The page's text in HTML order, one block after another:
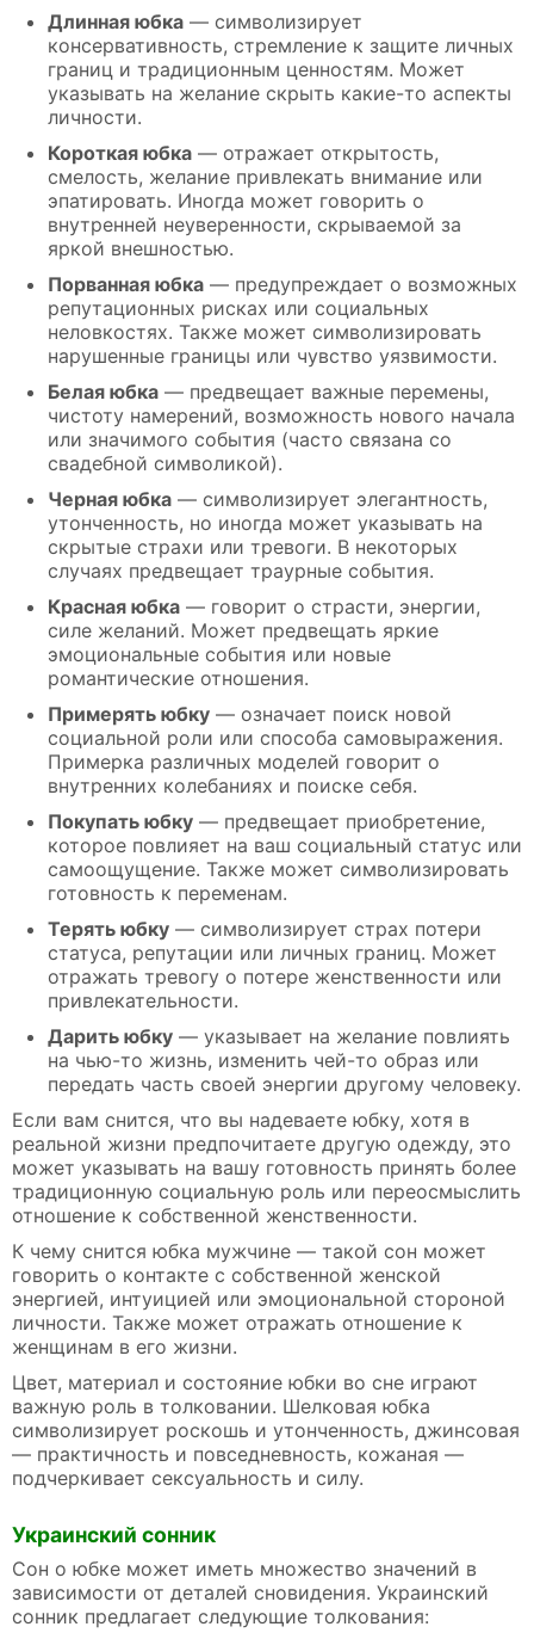
Длинная юбка — символизирует
консервативность, стремление к защите личных
границ и традиционным ценностям. Может
указывать на желание скрыть какие-то аспекты
личности.
Короткая юбка — отражает открытость,
смелость, желание привлекать внимание или
эпатировать. Иногда может говорить о
внутренней неуверенности, скрываемой за
яркой внешностью.
Порванная юбка — предупреждает о возможных
репутационных рисках или социальных
неловкостях. Также может символизировать
нарушенные границы или чувство уязвимости.
Белая юбка — предвещает важные перемены,
чистоту намерений, возможность нового начала
или значимого события (часто связана со
свадебной символикой).
Черная юбка — символизирует элегантность,
утонченность, но иногда может указывать на
скрытые страхи или тревоги. В некоторых
случаях предвещает траурные события.
Красная юбка — говорит о страсти, энергии,
силе желаний. Может предвещать яркие
эмоциональные события или новые
романтические отношения.
Примерять юбку — означает поиск новой
социальной роли или способа самовыражения.
Примерка различных моделей говорит о
внутренних колебаниях и поиске себя.
Покупать юбку — предвещает приобретение,
которое повлияет на ваш социальный статус или
самоощущение. Также может символизировать
готовность к переменам.
Терять юбку — символизирует страх потери
статуса, репутации или личных границ. Может
отражать тревогу о потере женственности или
привлекательности.
Дарить юбку — указывает на желание повлиять
на чью-то жизнь, изменить чей-то образ или
передать часть своей энергии другому человеку.
Если вам снится, что вы надеваете юбку, хотя в
реальной жизни предпочитаете другую одежду, это
может указывать на вашу готовность принять более
традиционную социальную роль или переосмыслить
отношение к собственной женственности.
К чему снится юбка мужчине — такой сон может
говорить о контакте с собственной женской
энергией, интуицией или эмоциональной стороной
личности. Также может отражать отношение к
женщинам в его жизни.
Цвет, материал и состояние юбки во сне играют
важную роль в толковании. Шелковая юбка
символизирует роскошь и утонченность, джинсовая
— практичность и повседневность, кожаная —
подчеркивает сексуальность и силу.
Украинский сонник
Сон о юбке может иметь множество значений в
зависимости от деталей сновидения. Украинский
сонник предлагает следующие толкования: